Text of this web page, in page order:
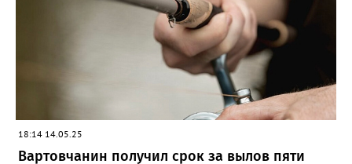
18:14 14.05.25
Вартовчанин получил срок за вылов пяти